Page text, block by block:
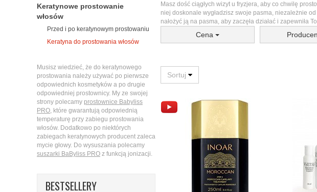
Masz dość ciągłych wizyt u fryzjera, aby co chwilę
niej doskonale wygładzisz swoje pasma, niezależnie
nałożyć ją na pasma, aby zaczęła działać i
Cena
Keratynowe prostowanie
włosów
Przed i po keratynowym prostowaniu
Keratyna do prostowania włosów
Musisz wiedzieć, że do keratynowego
prostowania należy używać po pierwsze
odpowiednich kosmetyków a po drugie
odpowiedniej prostownicy. My ze swojej
strony polecamy prostownice Babyliss
PRO, które gwarantują odpowiednią
temperaturę przy zabiegu prostowania
włosów. Dodatkowo po niektórych
zabiegach keratynowych producent zaleca
mycie głowy. Do wysuszania polecamy
suszarki BaByliss PRO z funkcją jonizacji.
BESTSELLERY